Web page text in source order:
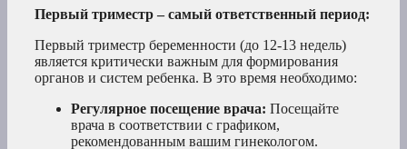
Первый триместр – самый ответственный период:
Первый триместр беременности (до 12-13 недель)
является критически важным для формирования
органов и систем ребенка. В это время необходимо:
Регулярное посещение врача: Посещайте
врача в соответствии с графиком,
рекомендованным вашим гинекологом.